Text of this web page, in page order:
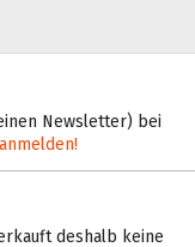
Newsletter) bei
deshalb keine